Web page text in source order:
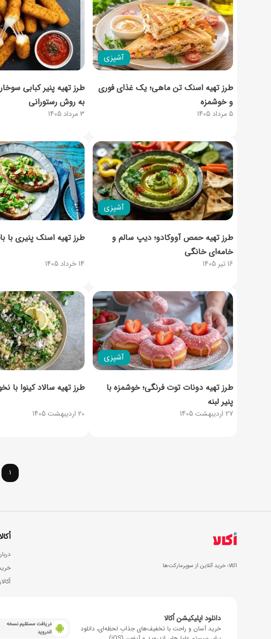
آشپزی
5 مرداد 1405
طرز تهیه اسنک تن ماهی؛ یک غذای فوری
و خوشمزه
3 مرداد 1405
طرز تهیه پنیر کبابی
به روش رستورانی
آشپزی
16 تیر 1405
طرز تهیه حمص آووکادو؛ دیپ سالم و
خامه‌ای خانگی
14 خرداد 1405
طرز تهیه اسنک پنیری با
آشپزی
27 اردیبهشت 1405
طرز تهیه دونات توت فرنگی؛ خوشمزه با
پنیر لبنه
20 اردیبهشت 1405
طرز تهیه سالاد کینوا با
1
اکالا؛ خرید آنلاین از سوپرمارکت‌ها
دانلود اپلیکیشن اُکالا
خرید آسان و راحت با تخفیف‌های جذابِ لحظه‌ای، دانلود
دریافت مستقیم نسخه
اندروید